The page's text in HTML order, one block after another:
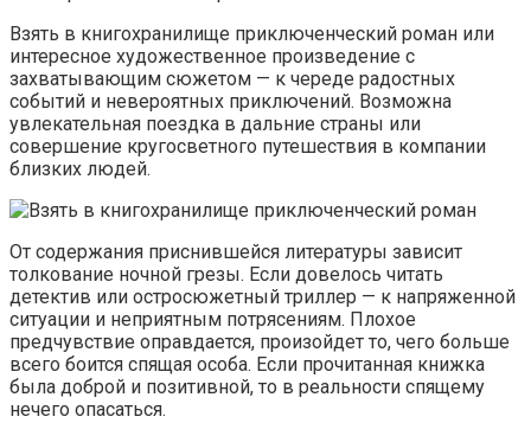
Взять в книгохранилище приключенческий роман или
интересное художественное произведение с
захватывающим сюжетом — к череде радостных
событий и невероятных приключений. Возможна
увлекательная поездка в дальние страны или
совершение кругосветного путешествия в компании
близких людей.
От содержания приснившейся литературы зависит
толкование ночной грезы. Если довелось читать
детектив или остросюжетный триллер — к напряженной
ситуации и неприятным потрясениям. Плохое
предчувствие оправдается, произойдет то, чего больше
всего боится спящая особа. Если прочитанная книжка
была доброй и позитивной, то в реальности спящему
нечего опасаться.